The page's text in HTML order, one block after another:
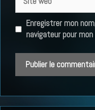
web
Enregistrer mon
navigateur pour